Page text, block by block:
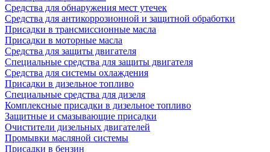
Средства для обнаружения мест утечек
Средства для антикоррозионной и защитной обработки
Присадки в трансмиссионные масла
Присадки в моторные масла
Средства для защиты двигателя
Специальныe средства для защиты двигателя
Средства для системы охлаждения
Присадки в дизельное топливо
Спeциальные средства для дизеля
Комплексные присадки в дизельное топливо
Защитные и смазывающие присадки
Очистители дизельных двигателей
Промывки масляной системы
Присадки в бензин